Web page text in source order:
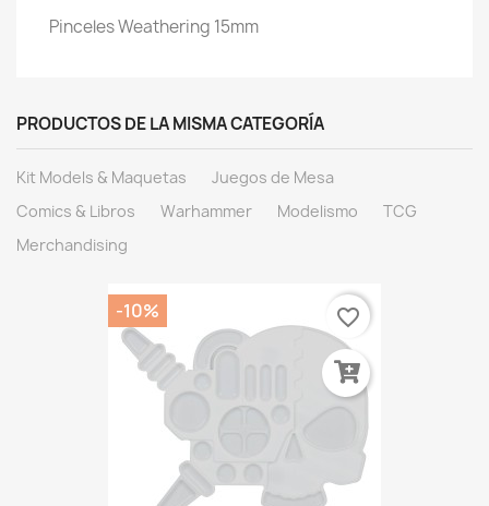
Pinceles Weathering 15mm
PRODUCTOS DE LA MISMA CATEGORÍA
Kit Models & Maquetas
Juegos de Mesa
Comics & Libros
Warhammer Modelismo
TCG
Merchandising
-10% favorite_border